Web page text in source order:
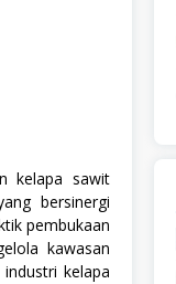
kelapa sawit
bersinergi
pembukaan
kawasan
kelapa